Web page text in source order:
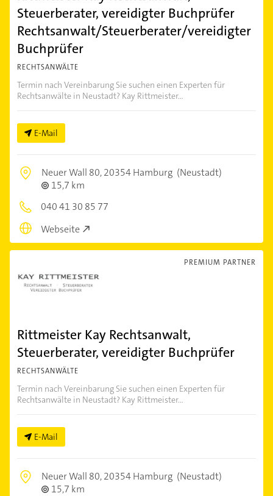
Steuerberater, vereidigter Buchprüfer
Rechtsanwalt/Steuerberater/vereidigter
Buchprüfer
RECHTSANWÄLTE
Termin nach Vereinbarung Sie suchen einen Experten für
Rechtsanwälte in Neustadt? Kay Rittmeister...
E-Mail
Neuer Wall 80,20354 Hamburg (Neustadt)
15,7 km
040 41 30 85 77
Webseite
PREMIUM PARTNER
Rittmeister Kay Rechtsanwalt,
Steuerberater, vereidigter Buchprüfer
RECHTSANWÄLTE
Termin nach Vereinbarung Sie suchen einen Experten für
Rechtsanwälte in Neustadt? Kay Rittmeister...
E-Mail
Neuer Wall 80,20354 Hamburg (Neustadt)
15,7 km